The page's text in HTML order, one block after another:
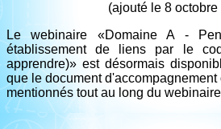
(ajouté le 8 octobre
Le webinaire «Domaine A -
établissement de liens par le
apprendre)» est désormais
que le document
mentionnés tout au long du